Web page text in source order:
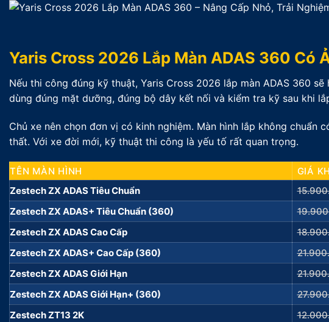
Yaris Cross 2026 Lắp Màn ADAS 360 Có
Nếu thi công đúng kỹ thuật, Yaris Cross 2026 lắp màn ADAS 360
dùng đúng mặt dưỡng, đúng bộ dây kết nối và kiểm tra kỹ sau khi
Chủ xe nên chọn đơn vị có kinh nghiệm. Màn hình lắp không chuẩn
thất. Với xe đời mới, kỹ thuật thi công là yếu tố rất quan trọng.
TÊN MÀN HÌNH GIÁ
Zestech ZX ADAS Tiêu Chuẩn
Zestech ZX ADAS+ Tiêu Chuẩn (360)
Zestech ZX ADAS Cao Cấp
Zestech ZX ADAS+ Cao Cấp (360)
Zestech ZX ADAS Giới Hạn
Zestech ZX ADAS Giới Hạn+ (360)
Zestech ZT13 2K